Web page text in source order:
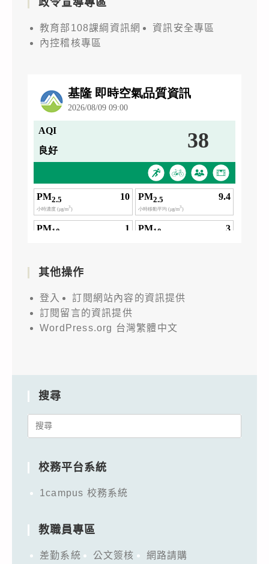
教育部108課綱資訊網
資訊安全專區
內控稽核專區
其他操作
登入
訂閱網站內容的資訊提供
訂閱留言的資訊提供
WordPress.org 台灣繁體中文
搜尋
Search
校務平台系統
1campus 校務系統
教職員專區
差勤系統 公文簽核
網路請購